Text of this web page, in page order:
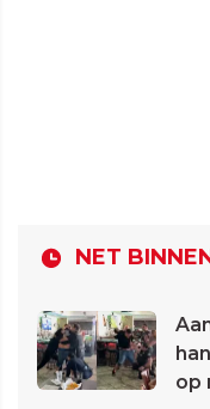
NET
op